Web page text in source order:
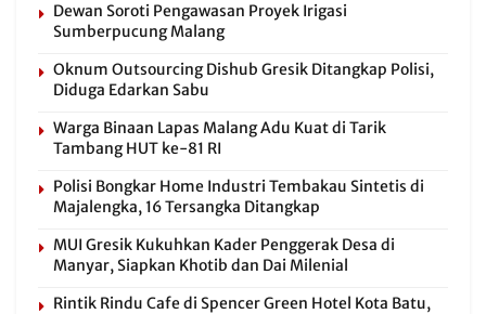
Dewan Soroti Pengawasan Proyek Irigasi
Sumberpucung Malang
Oknum Outsourcing Dishub Gresik Ditangkap Polisi,
Diduga Edarkan Sabu
Warga Binaan Lapas Malang Adu Kuat di Tarik
Tambang HUT ke-81 RI
Polisi Bongkar Home Industri Tembakau Sintetis di
Majalengka, 16 Tersangka Ditangkap
MUI Gresik Kukuhkan Kader Penggerak Desa di
Manyar, Siapkan Khotib dan Dai Milenial
Rintik Rindu Cafe di Spencer Green Hotel Kota Batu,